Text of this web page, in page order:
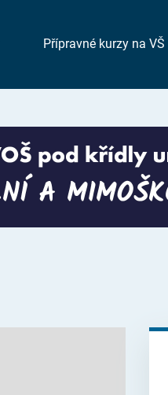
Přípravné kurzy na VŠ